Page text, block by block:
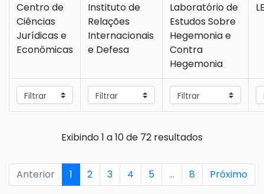
Centro de
Ciências
Jurídicas e
Econômicas
Instituto de
Relações
Internacionais
e Defesa
Laboratório de
Estudos Sobre
Hegemonia e
Contra
Hegemonia
Exibindo 1 a 10 de 72 resultados
Anterior 1 2 3 4 5 … 8 Próximo